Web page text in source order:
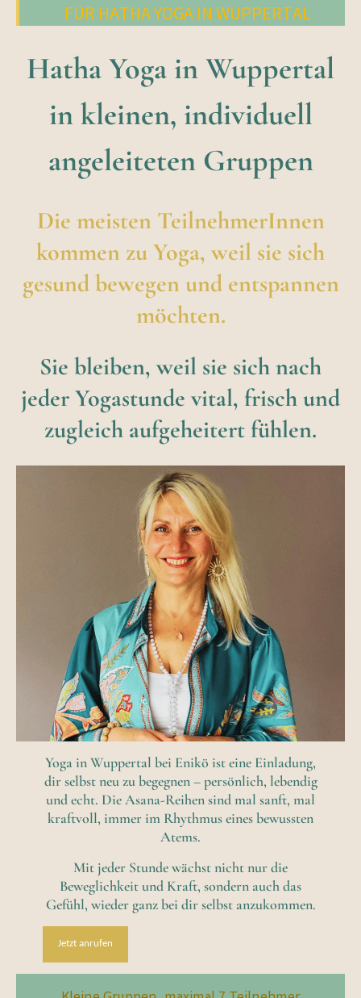
FÜR HATHA YOGA IN WUPPERTAL
Hatha Yoga in Wuppertal
in kleinen, individuell
angeleiteten Gruppen
Die meisten TeilnehmerInnen
kommen zu Yoga, weil sie sich
gesund bewegen und entspannen
möchten.
Sie bleiben, weil sie sich nach
jeder Yogastunde vital, frisch und
zugleich aufgeheitert fühlen.
Yoga in Wuppertal bei Enikö ist eine Einladung,
dir selbst neu zu begegnen – persönlich, lebendig
und echt. Die Asana-Reihen sind mal sanft, mal
kraftvoll, immer im Rhythmus eines bewussten
Atems.
Mit jeder Stunde wächst nicht nur die
Beweglichkeit und Kraft, sondern auch das
Gefühl, wieder ganz bei dir selbst anzukommen.
Jetzt anrufen